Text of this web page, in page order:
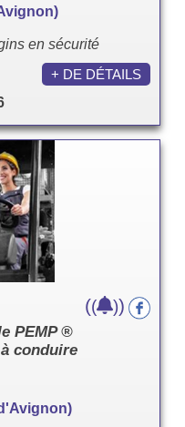
en sécurité
+ DE DÉTAILS
PEMP ®
conduire
(( ))